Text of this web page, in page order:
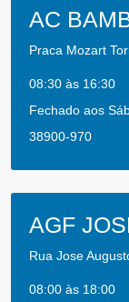
AC
Praca Mozart
08:30 às 16:30
Fechado aos
38900-970
AGF
Rua Jose
08:00 às 18:00